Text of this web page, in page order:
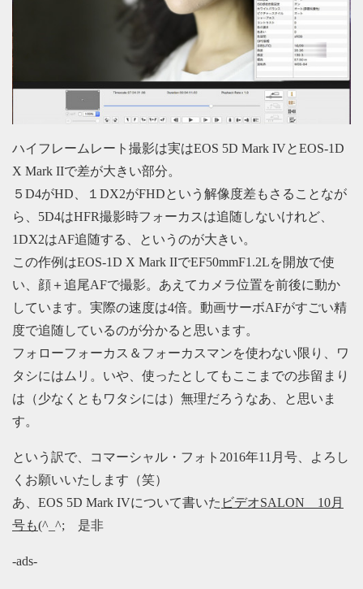
ハイフレームレート撮影は実はEOS 5D Mark IVとEOS-1D
X Mark IIで差が大きい部分。
５D4がHD、１DX2がFHDという解像度差もさることなが
ら、5D4はHFR撮影時フォーカスは追随しないけれど、
1DX2はAF追随する、というのが大きい。
この作例はEOS-1D X Mark IIでEF50mmF1.2Lを開放で使
い、顔＋追尾AFで撮影。あえてカメラ位置を前後に動か
しています。実際の速度は4倍。動画サーボAFがすごい精
度で追随しているのが分かると思います。
フォローフォーカス＆フォーカスマンを使わない限り、ワ
タシにはムリ。いや、使ったとしてもここまでの歩留まり
は（少なくともワタシには）無理だろうなあ、と思いま
す。
という訳で、コマーシャル・フォト2016年11月号、よろし
くお願いいたします（笑）
あ、EOS 5D Mark IVについて書いた ビデオSALON 10月
号も(^_^; 是非
-ads-